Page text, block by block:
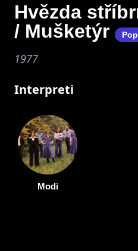
Hvězda
/ Mušketýr
Pop
1977
Interpreti
Modi